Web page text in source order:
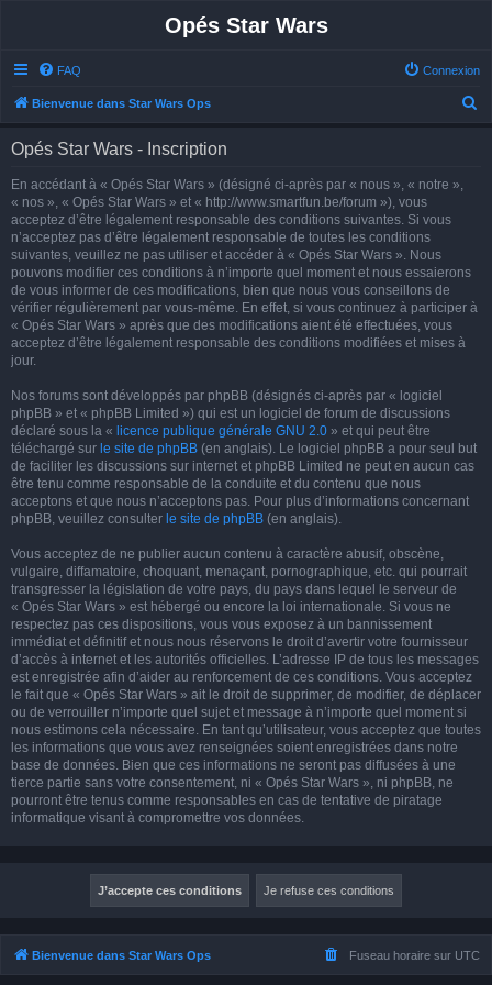
Opés Star Wars
FAQ Connexion
Bienvenue dans Star Wars Ops
Opés Star Wars - Inscription
En accédant à « Opés Star Wars » (désigné ci-après par « nous », « notre »,
« nos », « Opés Star Wars » et « http://www.smartfun.be/forum »), vous
acceptez d’être légalement responsable des conditions suivantes. Si vous
n’acceptez pas d’être légalement responsable de toutes les conditions
suivantes, veuillez ne pas utiliser et accéder à « Opés Star Wars ». Nous
pouvons modifier ces conditions à n’importe quel moment et nous essaierons
de vous informer de ces modifications, bien que nous vous conseillons de
vérifier régulièrement par vous-même. En effet, si vous continuez à participer à
« Opés Star Wars » après que des modifications aient été effectuées, vous
acceptez d’être légalement responsable des conditions modifiées et mises à
jour.
Nos forums sont développés par phpBB (désignés ci-après par « logiciel
phpBB » et « phpBB Limited ») qui est un logiciel de forum de discussions
déclaré sous la « licence publique générale GNU 2.0 » et qui peut être
téléchargé sur le site de phpBB (en anglais). Le logiciel phpBB a pour seul but
de faciliter les discussions sur internet et phpBB Limited ne peut en aucun cas
être tenu comme responsable de la conduite et du contenu que nous
acceptons et que nous n’acceptons pas. Pour plus d’informations concernant
phpBB, veuillez consulter le site de phpBB (en anglais).
Vous acceptez de ne publier aucun contenu à caractère abusif, obscène,
vulgaire, diffamatoire, choquant, menaçant, pornographique, etc. qui pourrait
transgresser la législation de votre pays, du pays dans lequel le serveur de
« Opés Star Wars » est hébergé ou encore la loi internationale. Si vous ne
respectez pas ces dispositions, vous vous exposez à un bannissement
immédiat et définitif et nous nous réservons le droit d’avertir votre fournisseur
d’accès à internet et les autorités officielles. L’adresse IP de tous les messages
est enregistrée afin d’aider au renforcement de ces conditions. Vous acceptez
le fait que « Opés Star Wars » ait le droit de supprimer, de modifier, de déplacer
ou de verrouiller n’importe quel sujet et message à n’importe quel moment si
nous estimons cela nécessaire. En tant qu’utilisateur, vous acceptez que toutes
les informations que vous avez renseignées soient enregistrées dans notre
base de données. Bien que ces informations ne seront pas diffusées à une
tierce partie sans votre consentement, ni « Opés Star Wars », ni phpBB, ne
pourront être tenus comme responsables en cas de tentative de piratage
informatique visant à compromettre vos données.
Bienvenue dans Star Wars Ops Fuseau horaire sur UTC